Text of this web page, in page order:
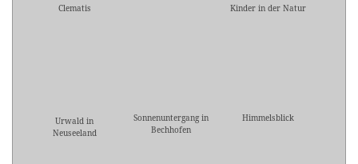
Clematis
Kinder in der Natur
Urwald in
Neuseeland
Sonnenuntergang in
Bechhofen
Himmelsblick